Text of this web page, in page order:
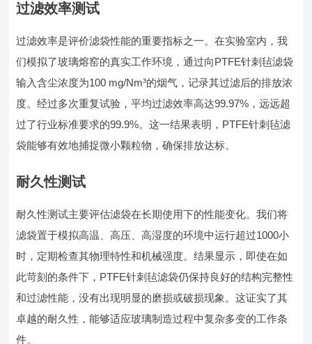
过滤效率测试
过滤效率是评价滤袋性能的重要指标之一。在实验室内，我
们模拟了玻璃熔窑的真实工作环境，通过向PTFE针刺毡滤袋
输入含尘浓度为100 mg/Nm³的烟气，记录其过滤后的排放浓
度。经过多次重复试验，平均过滤效率高达99.97%，远远超
过了行业标准要求的99.9%。这一结果表明，PTFE针刺毡滤
袋能够有效地捕捉微小颗粒物，确保排放达标。
耐久性测试
耐久性测试主要评估滤袋在长期使用下的性能变化。我们将
滤袋置于模拟高温、高压、高湿度的环境中运行超过1000小
时，定期检查其物理特性和机械强度。结果显示，即使在如
此苛刻的条件下，PTFE针刺毡滤袋仍保持良好的结构完整性
和过滤性能，没有出现明显的磨损或破损现象。这证实了其
卓越的耐久性，能够适应玻璃制造过程中复杂多变的工作条
件。